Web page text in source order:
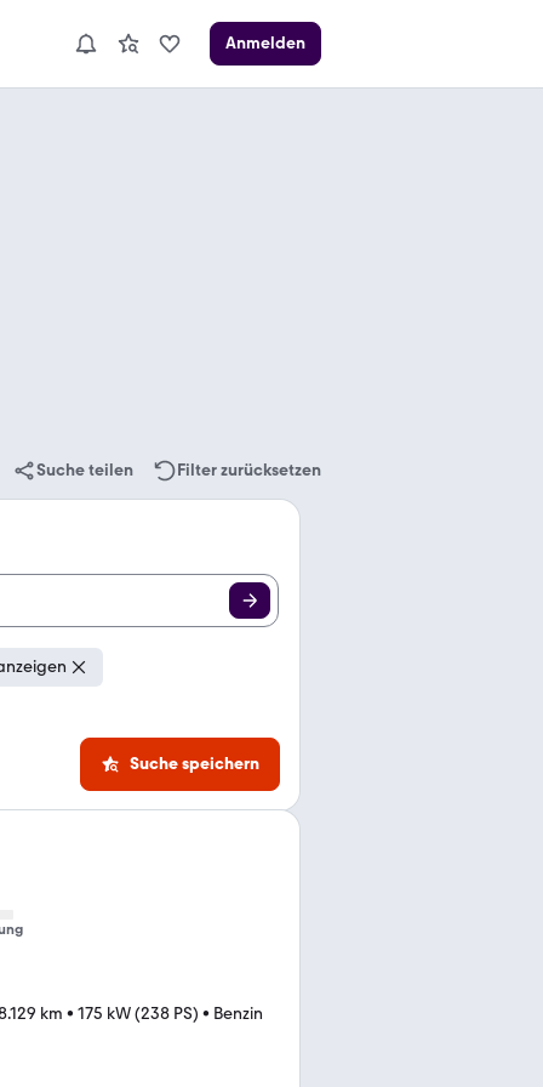
Anmelden
Suche teilen Filter zurücksetzen
Suche speichern
km • 175 kW (238 PS) • Benzin